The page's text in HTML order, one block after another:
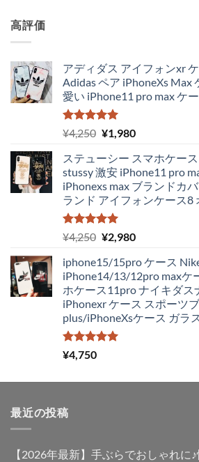
高評価
アディダス アイフォンxr
Adidas ペア iPhoneXs Max
愛い iPhone11 pro max ケ
5段階中
5.00
の評価
¥4,250 元
価
格
は
¥4,250
で
し
¥1,980現
の
価
格
は
で
ステューシー スマホケー
stussy 激安 iPhone11 pro
iPhonexs max ブランドカ
ランド アイフォンケース8
5段階中
5.00
の評価
¥4,250 元
価
格
は
¥4,250
で
し
¥2,980現
の
価
格
は
¥2,980
iphone15/15pro ケース
iPhone14/13/12pro maxケ
ホケース11pro ナイキダス
iPhonexr ケース スポーツ
plus/iPhoneXsケース ガラス
5段階中
5.00
¥4,750
最近の投稿
【2026年最新】手ぶらでおしゃれに